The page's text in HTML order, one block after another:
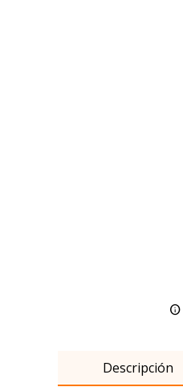
Descripción